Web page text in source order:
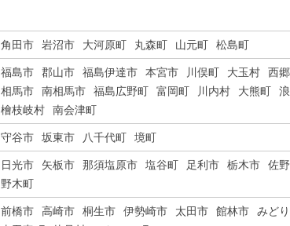
角田市 岩沼市 大河原町 丸森町 山元町 松島町
福島市 郡山市 福島伊達市 本宮市 川俣町 大玉村 西
相馬市
南相馬市 福島広野町 富岡町 川内村 大熊町
檜枝岐村
南会津町
守谷市 坂東市 八千代町 境町
日光市 矢板市 那須塩原市 塩谷町 足利市 栃木市 佐
野木町
前橋市 高崎市 桐生市 伊勢崎市 太田市 館林市 みど